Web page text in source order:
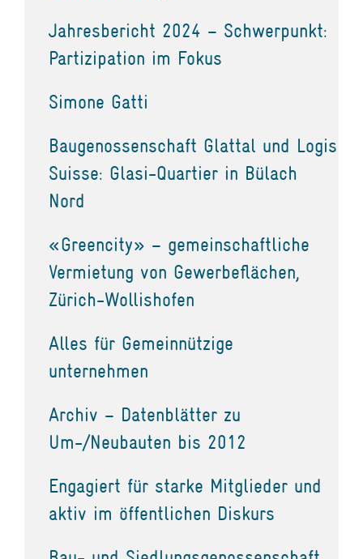
Jahresbericht 2024 – Schwerpunkt:
Partizipation im Fokus
Simone Gatti
Baugenossenschaft Glattal und Logis
Suisse: Glasi-Quartier in Bülach
Nord
«Greencity» – gemeinschaftliche
Vermietung von Gewerbeflächen,
Zürich-Wollishofen
Alles für Gemeinnützige
unternehmen
Archiv – Datenblätter zu
Um-/Neubauten bis 2012
Engagiert für starke Mitglieder und
aktiv im öffentlichen Diskurs